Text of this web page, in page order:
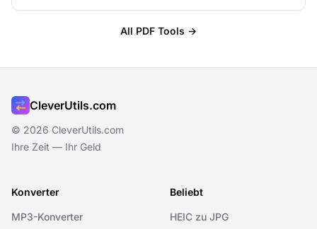
All PDF Tools →
CleverUtils.com
© 2026 CleverUtils.com
Ihre Zeit — Ihr Geld
Konverter
MP3-Konverter
Beliebt
HEIC zu JPG